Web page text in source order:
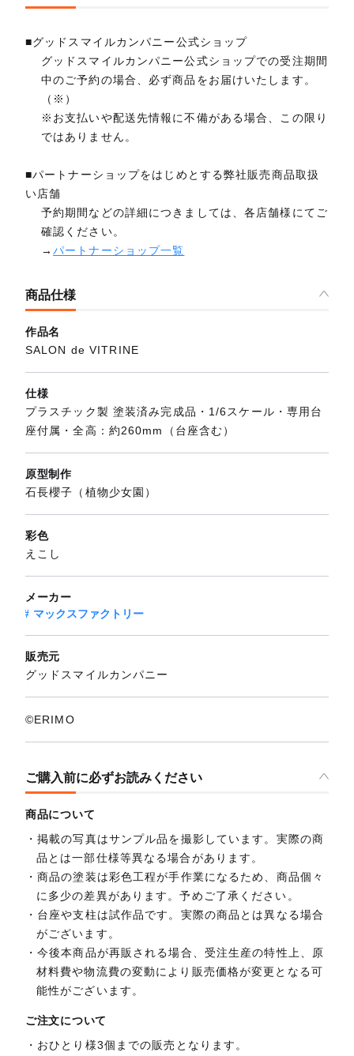
■グッドスマイルカンパニー公式ショップ
グッドスマイルカンパニー公式ショップでの受注期間
中のご予約の場合、必ず商品をお届けいたします。
（※）
※お支払いや配送先情報に不備がある場合、この限り
ではありません。
■パートナーショップをはじめとする弊社販売商品取扱
い店舗
予約期間などの詳細につきましては、各店舗様にてご
確認ください。
→パートナーショップ一覧
商品仕様
作品名
SALON de VITRINE
仕様
プラスチック製 塗装済み完成品・1/6スケール・専用台
座付属・全高：約260mm（台座含む）
原型制作
石長櫻子（植物少女園）
彩色
えこし
メーカー
マックスファクトリー
販売元
グッドスマイルカンパニー
©ERIMO
ご購入前に必ずお読みください
商品について
掲載の写真はサンプル品を撮影しています。実際の商
品とは一部仕様等異なる場合があります。
商品の塗装は彩色工程が手作業になるため、商品個々
に多少の差異があります。予めご了承ください。
台座や支柱は試作品です。実際の商品とは異なる場合
がございます。
今後本商品が再販される場合、受注生産の特性上、原
材料費や物流費の変動により販売価格が変更となる可
能性がございます。
ご注文について
おひとり様3個までの販売となります。